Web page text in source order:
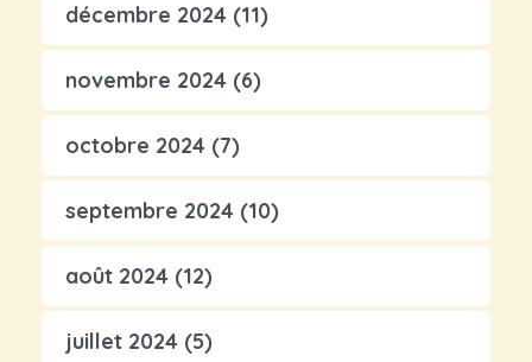
décembre 2024 (11)
novembre 2024 (6)
octobre 2024 (7)
septembre 2024 (10)
août 2024 (12)
juillet 2024 (5)